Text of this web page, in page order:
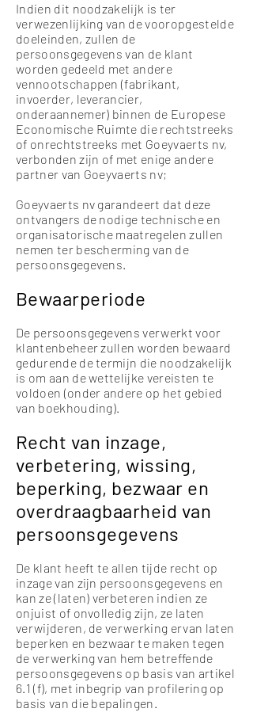
Indien dit noodzakelijk is ter
verwezenlijking van de vooropgestelde
doeleinden, zullen de
persoonsgegevens van de klant
worden gedeeld met andere
vennootschappen (fabrikant,
invoerder, leverancier,
onderaannemer) binnen de Europese
Economische Ruimte die rechtstreeks
of onrechtstreeks met Goeyvaerts nv,
verbonden zijn of met enige andere
partner van Goeyvaerts nv;
Goeyvaerts nv garandeert dat deze
ontvangers de nodige technische en
organisatorische maatregelen zullen
nemen ter bescherming van de
persoonsgegevens.
Bewaarperiode
De persoonsgegevens verwerkt voor
klantenbeheer zullen worden bewaard
gedurende de termijn die noodzakelijk
is om aan de wettelijke vereisten te
voldoen (onder andere op het gebied
van boekhouding).
Recht van inzage,
verbetering, wissing,
beperking, bezwaar en
overdraagbaarheid van
persoonsgegevens
De klant heeft te allen tijde recht op
inzage van zijn persoonsgegevens en
kan ze (laten) verbeteren indien ze
onjuist of onvolledig zijn, ze laten
verwijderen, de verwerking ervan laten
beperken en bezwaar te maken tegen
de verwerking van hem betreffende
persoonsgegevens op basis van artikel
6.1 (f), met inbegrip van profilering op
basis van die bepalingen.